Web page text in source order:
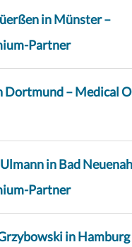
in Münster –
Partner
Dortmund – Medical
in Bad
Partner
in Hamburg